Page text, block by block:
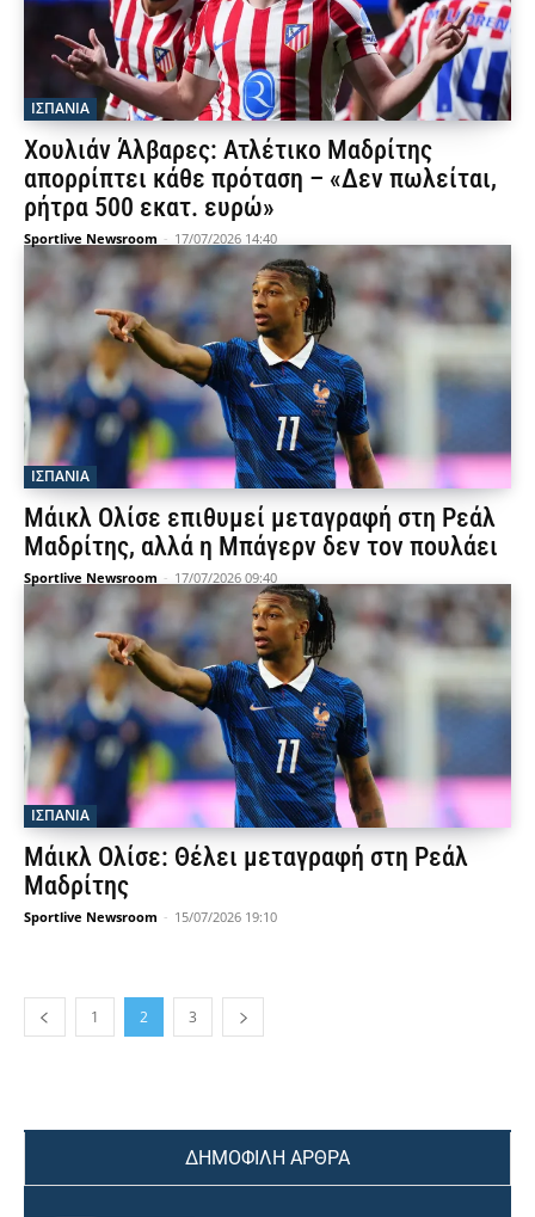
ΙΣΠΑΝΙΑ
Χουλιάν Άλβαρες: Ατλέτικο Μαδρίτης
απορρίπτει κάθε πρόταση – «Δεν πωλείται,
ρήτρα 500 εκατ. ευρώ»
Sportlive Newsroom - 17/07/2026 14:40
ΙΣΠΑΝΙΑ
Μάικλ Ολίσε επιθυμεί μεταγραφή στη Ρεάλ
Μαδρίτης, αλλά η Μπάγερν δεν τον πουλάει
Sportlive Newsroom - 17/07/2026 09:40
ΙΣΠΑΝΙΑ
Μάικλ Ολίσε: Θέλει μεταγραφή στη Ρεάλ
Μαδρίτης
Sportlive Newsroom - 15/07/2026 19:10
1 2 3
ΔΗΜΟΦΙΛΗ ΑΡΘΡΑ